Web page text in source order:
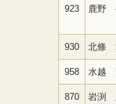
923 鹿野
930 北條
958 水越
870 岩渕